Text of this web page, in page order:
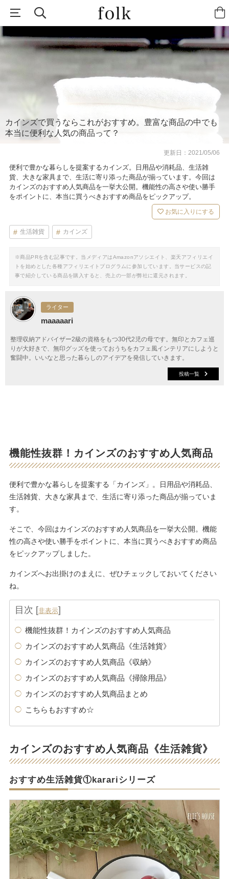
カインズで買うならこれがおすすめ。豊富な商品の中でも
本当に便利な人気の商品って？
更新日：2021/05/06
便利で豊かな暮らしを提案するカインズ。日用品や消耗品、生活雑
貨、大きな家具まで、生活に寄り添った商品が揃っています。今回は
カインズのおすすめ人気商品を一挙大公開。機能性の高さや使い勝手
をポイントに、本当に買うべきおすすめ商品をピックアップ。
お気に入りにする
生活雑貨 カインズ
※商品PRを含む記事です。当メディアはAmazonアソシエイト、楽天アフィリエイ
トを始めとした各種アフィリエイトプログラムに参加しています。当サービスの記
事で紹介している商品を購入すると、売上の一部が弊社に還元されます。
ライター
maaaaari
整理収納アドバイザー2級の資格をもつ30代2児の母です。無印とカフェ巡
りが大好きで、無印グッズを使っておうちをカフェ風インテリアにしようと
奮闘中。いいなと思った暮らしのアイデアを発信していきます。
投稿一覧
機能性抜群！カインズのおすすめ人気商品
便利で豊かな暮らしを提案する「カインズ」。日用品や消耗品、
生活雑貨、大きな家具まで、生活に寄り添った商品が揃っていま
す。
そこで、今回はカインズのおすすめ人気商品を一挙大公開。機能
性の高さや使い勝手をポイントに、本当に買うべきおすすめ商品
をピックアップしました。
カインズへお出掛けのまえに、ぜひチェックしておいてください
ね。
目次 [非表示]
機能性抜群！カインズのおすすめ人気商品
カインズのおすすめ人気商品《生活雑貨》
カインズのおすすめ人気商品《収納》
カインズのおすすめ人気商品《掃除用品》
カインズのおすすめ人気商品まとめ
こちらもおすすめ☆
カインズのおすすめ人気商品《生活雑貨》
おすすめ生活雑貨①karariシリーズ